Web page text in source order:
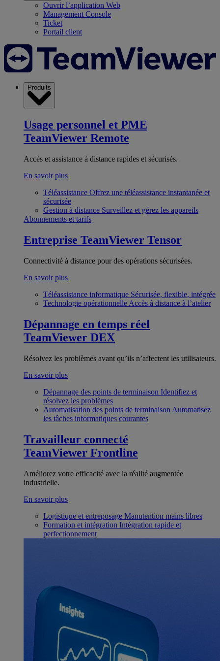
Ouvrir l’application Web
Management Console
Ticket
Portail client
Produits
Usage personnel et PME
TeamViewer Remote
Accès et assistance à distance rapides et sécurisés.
En savoir plus
Téléassistance Offrez une téléassistance instantanée et
sécurisée
Gestion à distance Surveillez et gérez les appareils
Abonnements et tarifs
Entreprise TeamViewer Tensor
Connectivité à distance pour des opérations sécurisées.
En savoir plus
Téléassistance informatique Sécurisée, flexible, intégrée
Technologie opérationnelle Accès à distance à l’atelier
Dépannage en temps réel
TeamViewer DEX
Résolvez les problèmes avant qu’ils n’affectent les utilisateurs.
En savoir plus
Dépannage des points de terminaison Identifiez et
résolvez les problèmes
Automatisation des points de terminaison Automatisez
les tâches informatiques courantes
Travailleur connecté
TeamViewer Frontline
Améliorez votre efficacité avec la réalité augmentée
industrielle.
En savoir plus
Logistique et entreposage Manutention mains libres
Formation et intégration Intégration rapide et
perfectionnement